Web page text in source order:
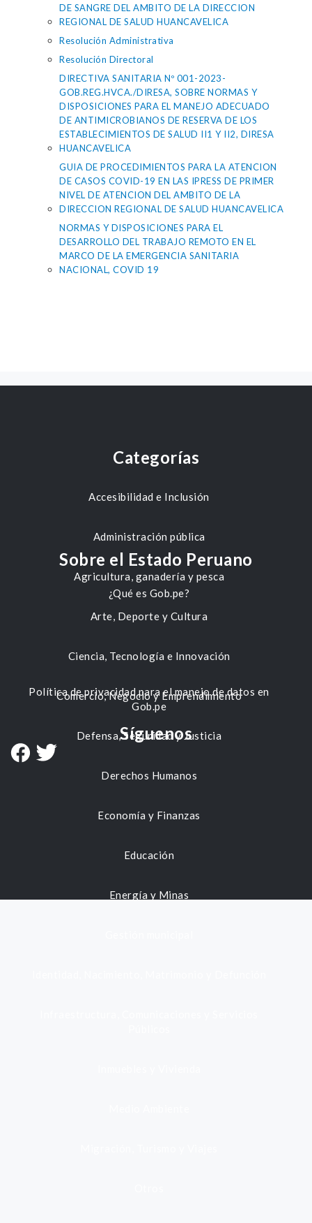
DE SANGRE DEL AMBITO DE LA DIRECCION
REGIONAL DE SALUD HUANCAVELICA
Resolución Administrativa
Resolución Directoral
DIRECTIVA SANITARIA Nº 001-2023-
GOB.REG.HVCA./DIRESA, SOBRE NORMAS Y
DISPOSICIONES PARA EL MANEJO ADECUADO
DE ANTIMICROBIANOS DE RESERVA DE LOS
ESTABLECIMIENTOS DE SALUD II1 Y II2, DIRESA
HUANCAVELICA
GUIA DE PROCEDIMIENTOS PARA LA ATENCION
DE CASOS COVID-19 EN LAS IPRESS DE PRIMER
NIVEL DE ATENCION DEL AMBITO DE LA
DIRECCION REGIONAL DE SALUD HUANCAVELICA
NORMAS Y DISPOSICIONES PARA EL
DESARROLLO DEL TRABAJO REMOTO EN EL
MARCO DE LA EMERGENCIA SANITARIA
NACIONAL, COVID 19
Categorías
Accesibilidad e Inclusión
Administración pública
Agricultura, ganadería y pesca
Arte, Deporte y Cultura
Ciencia, Tecnología e Innovación
Comercio, Negocio y Emprendimiento
Defensa, Seguridad y Justicia
Derechos Humanos
Economía y Finanzas
Educación
Energía y Minas
Sobre el Estado Peruano
¿Qué es Gob.pe?
Política de privacidad para el manejo de datos en
Gob.pe
Síguenos